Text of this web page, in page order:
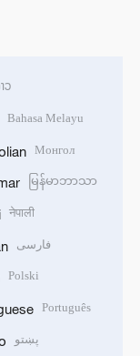
ວ
Bahasa Melayu
Монгол
မြန်မာဘာသာ
नेपाली
فارسی
Polski
Português
پښتو